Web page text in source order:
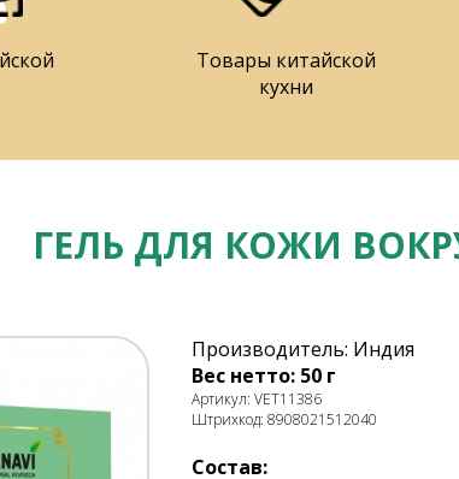
Товары китайской
кухни
ГЕЛЬ ДЛЯ КОЖИ
Производитель: Индия
Вес нетто: 50 г
Артикул: VET11386
Штрихкод: 8908021512040
Состав: